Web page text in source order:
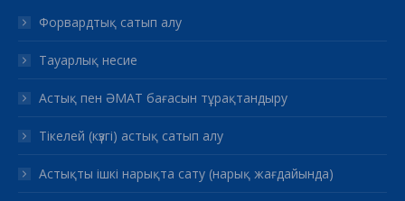
Форвардтық сатып алу
Тауарлық несие
Астық пен ӘМАТ бағасын тұрақтандыру
Тікелей (күзгі) астық сатып алу
Астықты ішкі нарықта сату (нарық жағдайында)